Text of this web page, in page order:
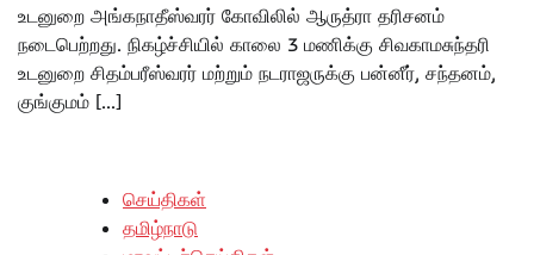
உடனுறை அங்கநாதீஸ்வரர் கோவிலில் ஆருத்ரா தரிசனம்
நடைபெற்றது‌. நிகழ்ச்சியில் காலை 3 மணிக்கு சிவகாமசுந்தரி
உடனுறை சிதம்பரீஸ்வரர் மற்றும் நடராஜருக்கு பன்னீர், சந்தனம்,
குங்குமம் […]
செய்திகள்
தமிழ்நாடு